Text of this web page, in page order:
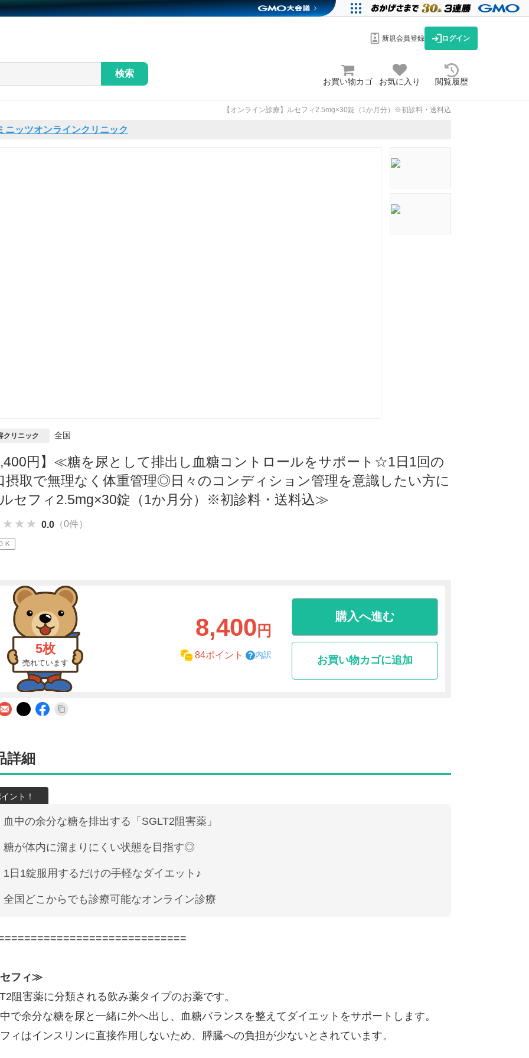
新規会員登録 ログイン
検索
お買い物カゴ お気に入り 閲覧履歴
【オンライン診療】ルセフィ2.5mg×30錠（1か月分）※初診料・送料込
ニッツオンラインクリニック
クリニック 全国
円】≪糖を尿として排出し血糖コントロールをサポート☆1日1回の
摂取で無理なく体重管理◎日々のコンディション管理を意識したい方に
セフィ2.5mg×30錠（1か月分）※初診料・送料込≫
0.0 （0件）
Ｋ
5枚
売れています
8,400 円
84ポイント 内訳
購入へ進む
お買い物カゴに追加
詳細
血中の余分な糖を排出する「SGLT2阻害薬」
糖が体内に溜まりにくい状態を目指す◎
1日1錠服用するだけの手軽なダイエット♪
全国どこからでも診療可能なオンライン診療
フィ≫
阻害薬に分類される飲み薬タイプのお薬です。
で余分な糖を尿と一緒に外へ出し、血糖バランスを整えてダイエットをサポートします。
ィはインスリンに直接作用しないため、膵臓への負担が少ないとされています。